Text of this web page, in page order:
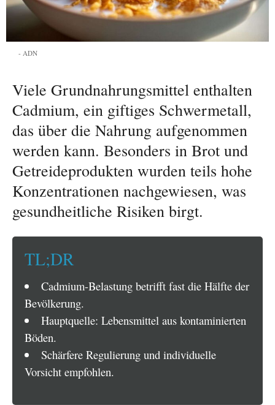
ADN
Viele Grundnahrungsmittel enthalten
Cadmium, ein giftiges Schwermetall,
das über die Nahrung aufgenommen
werden kann. Besonders in Brot und
Getreideprodukten wurden teils hohe
Konzentrationen nachgewiesen, was
gesundheitliche Risiken birgt.
TL;DR
Cadmium-Belastung betrifft fast die Hälfte der
Bevölkerung.
Hauptquelle: Lebensmittel aus kontaminierten
Böden.
Schärfere Regulierung und individuelle
Vorsicht empfohlen.